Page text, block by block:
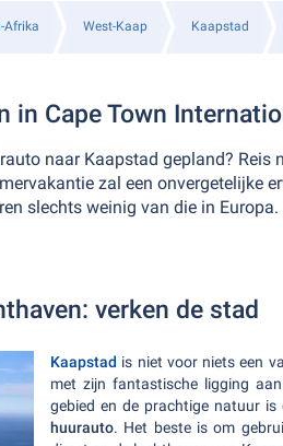
Afrika West-Kaap Kaapstad
in Cape Town
naar Kaapstad gepland?
zal een onvergetelijke
slechts weinig van die in
verken de stad
Kaapstad is niet voor niets een
met zijn fantastische ligging
gebied en de prachtige natuur is
huurauto. Het beste is om